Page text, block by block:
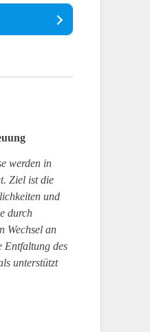
werden in
Ziel ist die
und
durch
Wechsel an
Entfaltung des
unterstützt